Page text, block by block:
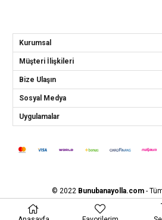
Kurumsal
Müşteri İlişkileri
Bize Ulaşın
Sosyal Medya
Uygulamalar
© 2022 Bunubanayolla.com-